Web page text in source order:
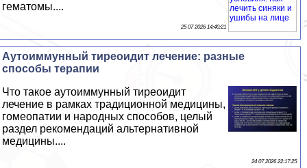
гематомы....
25 07 2026 14:40:21
Аутоиммунный тиреоидит лечение: разные
способы терапии
Что такое аутоиммунный тиреоидит
лечение в рамках традиционной медицины,
гомеопатии и народных способов, целый
раздел рекомендаций альтернативной
медицины....
24 07 2026 22:17:25